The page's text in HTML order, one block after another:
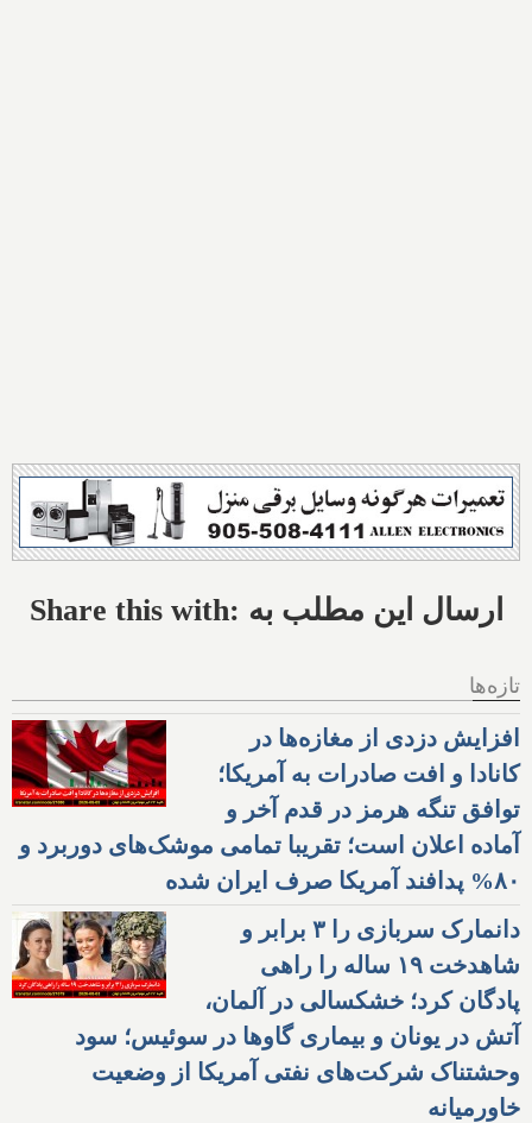
Share this with: ارسال این مطلب به
تازه‌ها
افزایش دزدی از مغازه‌ها در
کانادا و افت صادرات به آمریکا؛
توافق تنگه هرمز در قدم آخر و
آماده اعلان است؛ تقریبا تمامی موشک‌های دوربرد و
۸۰% پدافند آمریکا صرف ایران شده
دانمارک سربازی را ۳ برابر و
شاهدخت ۱۹ ساله را راهی
پادگان کرد؛ خشکسالی در آلمان،
آتش در یونان و بیماری گاوها در سوئیس؛ سود
وحشتناک شرکت‌های نفتی آمریکا از وضعیت
خاورمیانه